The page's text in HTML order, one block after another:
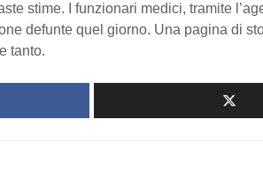
stime. I funzionari medici, tramite
defunte quel giorno. Una pagina di
tanto.